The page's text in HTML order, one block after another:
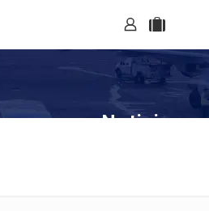
Noticias